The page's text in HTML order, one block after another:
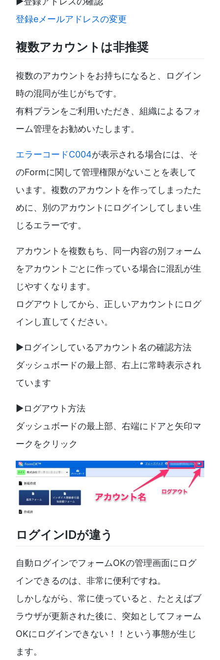
登録eメールアドレスの変更
複数アカウントは非推奨
複数のアカウントをお持ちになると、ログイン
時の混同が生じがちです。
有料プランをご利用いただき、組織によるフォ
ーム管理をお勧めいたします。
エラーコードC004が表示される場合には、そ
のFormに関して管理権限がないことを表して
います。複数のアカウントを作ってしまったた
めに、別のアカウントにログインしてしまい生
じるエラーです。
アカウントを複数もち、同一内容の別フォーム
をアカウントごとに作っている場合に混乱が生
じやすくなります。
ログアウトしてから、正しいアカウントにログ
インし直してください。
▶︎ログインしているアカウント名の確認方法
ダッシュボードの最上部、右上に常時表示され
ています
▶︎ログアウト方法
ダッシュボードの最上部、右端にドアと矢印マ
ークをクリック
ログインIDが違う
自動ログインでフォームOKの管理画面にログ
インできるのは、非常に便利ですね。
しかしながら、常に使っていると、たとえばブ
ラウザが更新された後に、突如としてフォーム
OKにログインできない！！という事態が生じ
ます。